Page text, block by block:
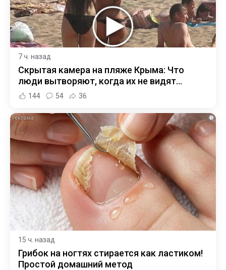
7 ч. назад
Скрытая камера на пляже Крыма: Что
люди вытворяют, когда их не видят...
144 54 36
i
15 ч. назад
Грибок на ногтях стирается как ластиком!
Простой домашний метод